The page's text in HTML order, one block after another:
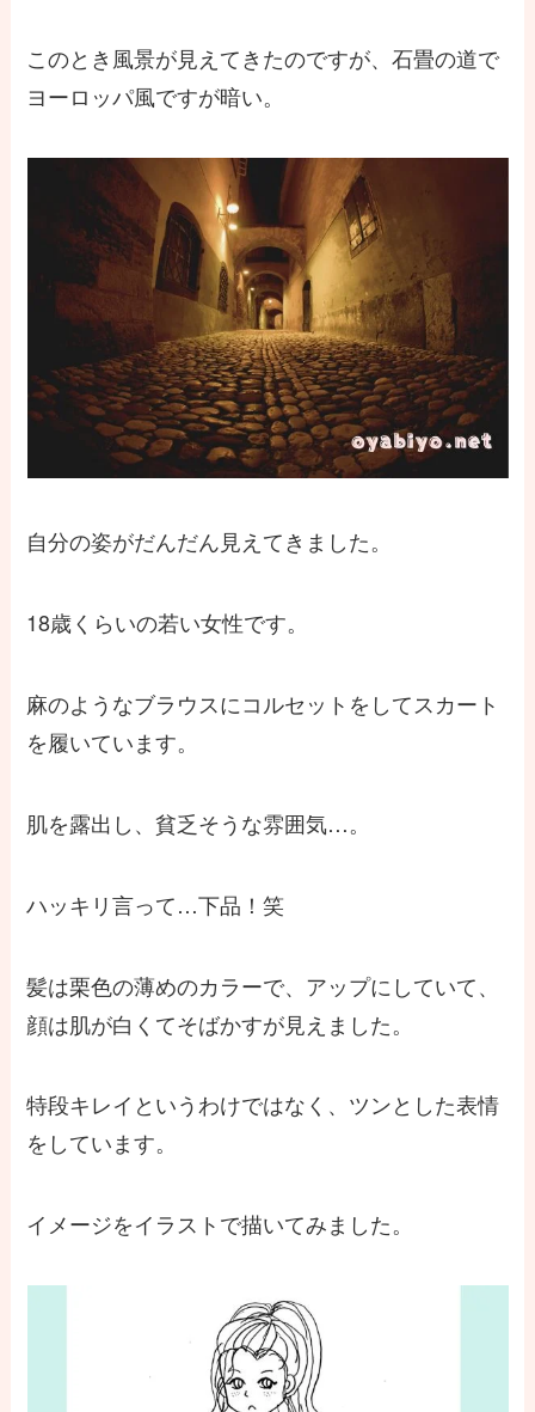
このとき風景が見えてきたのですが、石畳の道で
ヨーロッパ風ですが暗い。
自分の姿がだんだん見えてきました。
18歳くらいの若い女性です。
麻のようなブラウスにコルセットをしてスカート
を履いています。
肌を露出し、貧乏そうな雰囲気…。
ハッキリ言って…下品！笑
髪は栗色の薄めのカラーで、アップにしていて、
顔は肌が白くてそばかすが見えました。
特段キレイというわけではなく、ツンとした表情
をしています。
イメージをイラストで描いてみました。